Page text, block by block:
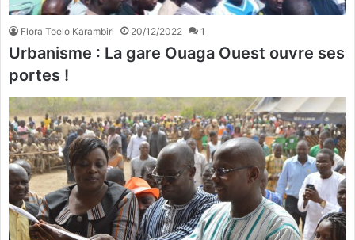
Flora Toelo Karambiri 20/12/2022 1
Urbanisme : La gare Ouaga Ouest ouvre ses
portes !